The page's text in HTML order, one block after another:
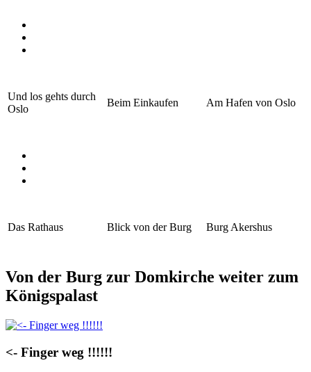
Und los gehts durch
Oslo
Beim Einkaufen Am Hafen von Oslo
Das Rathaus Blick von der Burg Burg Akershus
Von der Burg zur Domkirche weiter zum
Königspalast
<- Finger weg !!!!!!